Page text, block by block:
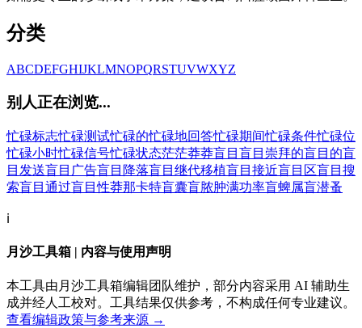
分类
ABCDEFGHIJKLMNOPQRSTUVWXYZ
别人正在浏览...
忙碌标志忙碌测试忙碌的忙碌地回答忙碌期间忙碌条件忙碌位
忙碌小时忙碌信号忙碌状态茫茫莽莽盲目 盲目崇拜的盲目的盲
目发送盲目广告盲目降落盲目继代移植盲目接近盲目区盲目搜
索盲目通过盲目性莽那卡特盲囊盲脓肿满功率盲蜱属盲潜蚤
ℹ️
月沙工具箱 | 内容与使用声明
本工具由月沙工具箱编辑团队维护，部分内容采用 AI 辅助生
成并经人工校对。工具结果仅供参考，不构成任何专业建议。
查看编辑政策与参考来源 →